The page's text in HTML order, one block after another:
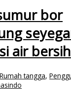
bor
air bersih
tangga,